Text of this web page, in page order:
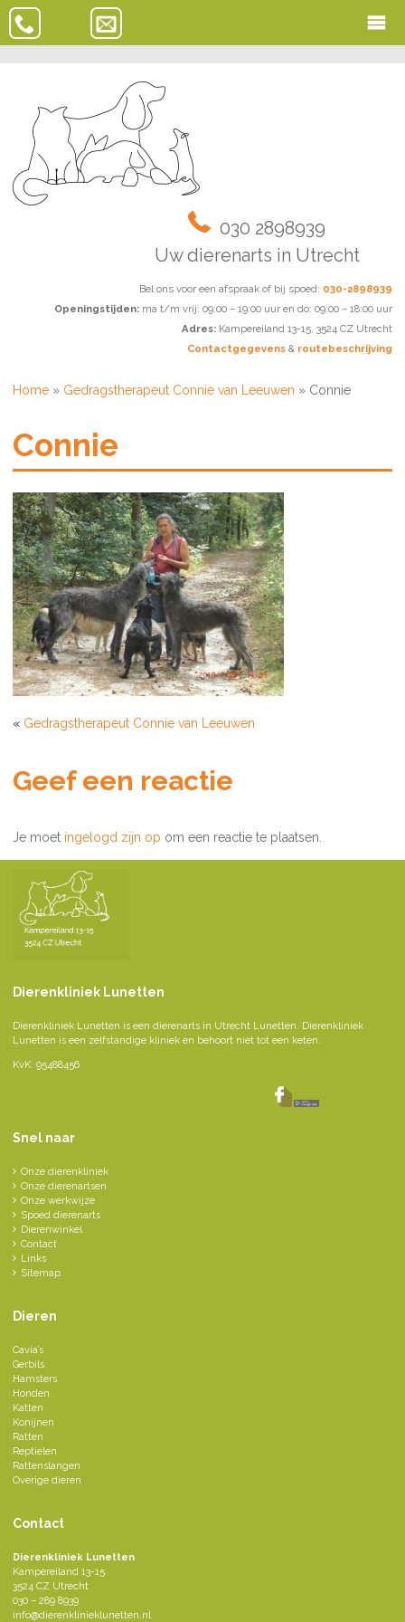
030 2898939
Uw dierenarts in Utrecht
Bel ons voor een afspraak of bij spoed: 030-2898939
Openingstijden: ma t/m vrij: 09:00 – 19:00 uur en do: 09:00 – 18:00 uur
Adres: Kampereiland 13-15, 3524 CZ Utrecht
Contactgegevens & routebeschrijving
Home » Gedragstherapeut Connie van Leeuwen » Connie
Connie
« Gedragstherapeut Connie van Leeuwen
Geef een reactie
Je moet ingelogd zijn op om een reactie te plaatsen.
Dierenkliniek Lunetten
Dierenkliniek Lunetten is een dierenarts in Utrecht Lunetten. Dierenkliniek
Lunetten is een zelfstandige kliniek en behoort niet tot een keten.
KvK: 95488456
Snel naar
Onze dierenkliniek
Onze dierenartsen
Onze werkwijze
Spoed dierenarts
Dierenwinkel
Contact
Links
Sitemap
Dieren
Cavia’s
Gerbils
Hamsters
Honden
Katten
Konijnen
Ratten
Reptielen
Rattenslangen
Overige dieren
Contact
Dierenkliniek Lunetten
Kampereiland 13-15
3524 CZ Utrecht
030 – 289 8939
info@dierenklinieklunetten.nl